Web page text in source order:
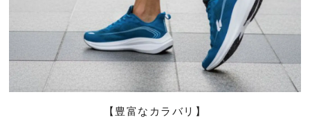
【豊富なカラバリ】